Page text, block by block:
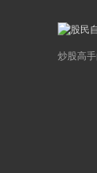
炒股高